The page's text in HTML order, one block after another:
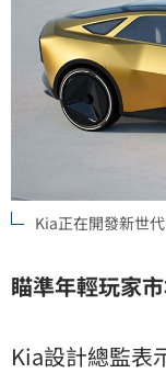
Kia正在開發新世
瞄準年輕玩家
Kia設計總監表